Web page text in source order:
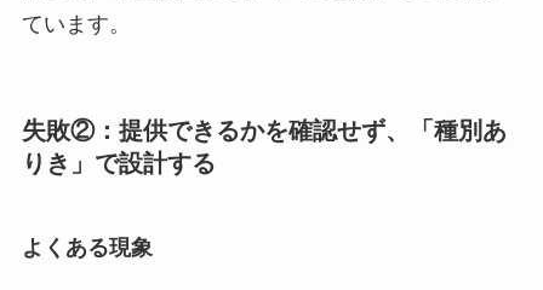
ています。
失敗②：提供できるかを確認せず、「種別あ
りき」で設計する
よくある現象